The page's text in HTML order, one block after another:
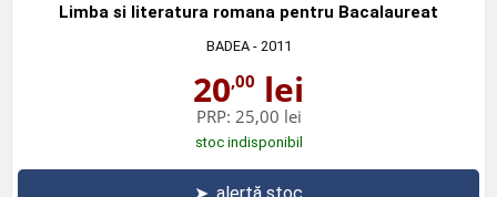
Limba si literatura romana pentru Bacalaureat
BADEA- 2011
20,00 lei
PRP: 25,00 lei
stoc indisponibil